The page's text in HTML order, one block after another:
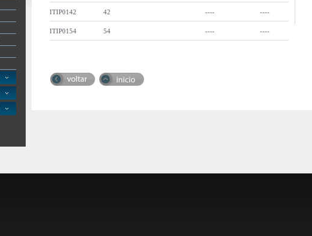
ITIP0142 42 ---- ----
ITIP0154 54 ---- ----